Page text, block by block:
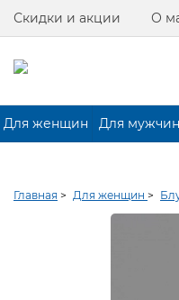
Скидки и акции О
Для женщин Для мужчин
Главная > Для женщин >